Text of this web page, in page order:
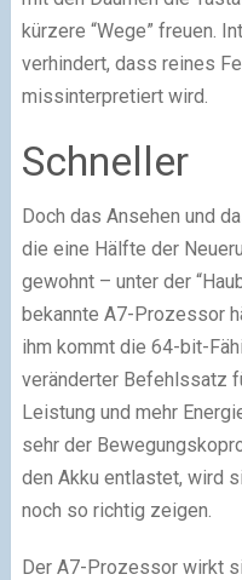
kürzere “Wege” freuen.
verhindert, dass reines
missinterpretiert wird.
Schneller
Doch das Ansehen und
die eine Hälfte der
gewohnt – unter der
bekannte A7-Prozessor
ihm kommt die 64-bit-
veränderter Befehlssatz
Leistung und mehr
sehr der
den Akku entlastet, wird
noch so richtig zeigen.
Der A7-Prozessor wirkt